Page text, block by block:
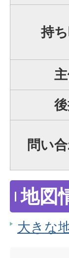
持
問い
地図
大きな